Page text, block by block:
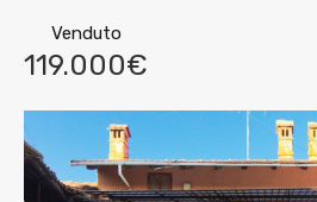
Venduto
119.000€